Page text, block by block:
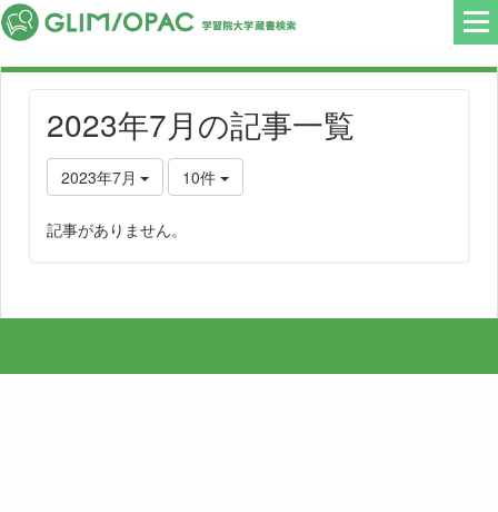
2023年7月の記事一覧
2023年7月 10件
記事がありません。